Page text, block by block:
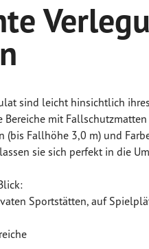
sind leicht hinsichtlich
mit
Fallhöhe 3,0 m) und
sie sich perfekt in die
Sportstätten, auf